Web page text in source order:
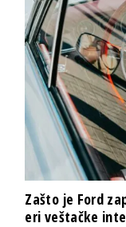
Zašto je Ford
eri veštačke